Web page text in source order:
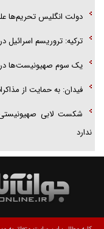
دولت انگلیس تحریم‌ها
ترکیه: تروریسم اسرائیل
یک سوم صهیونیست‌ها در
فیدان: به حمایت از
شکست لابی
ندارد